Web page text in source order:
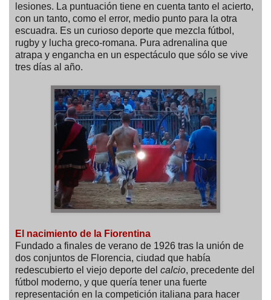
lesiones. La puntuación tiene en cuenta tanto el acierto,
con un tanto, como el error, medio punto para la otra
escuadra. Es un curioso deporte que mezcla fútbol,
rugby y lucha greco-romana. Pura adrenalina que
atrapa y engancha en un espectáculo que sólo se vive
tres días al año.
El nacimiento de la Fiorentina
Fundado a finales de verano de 1926 tras la unión de
dos conjuntos de Florencia, ciudad que había
redescubierto el viejo deporte del calcio, precedente del
fútbol moderno, y que quería tener una fuerte
representación en la competición italiana para hacer